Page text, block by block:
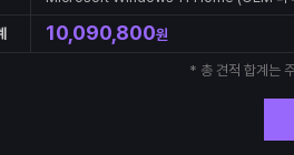
10,090,800원
* 총 견적 합계는